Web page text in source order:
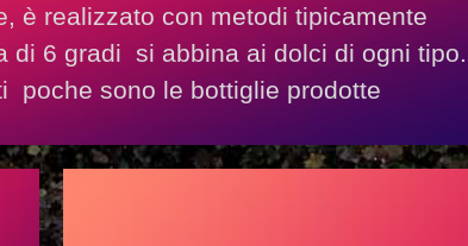
è realizzato con metodi tipicamente
di 6 gradi si abbina ai dolci di ogni tipo.
poche sono le bottiglie prodotte